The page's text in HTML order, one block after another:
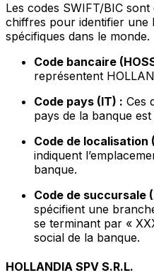
Les codes SWIFT/BIC
chiffres pour identifier une
spécifiques dans le monde.
Code bancaire
représentent
Code pays (IT) : Ces
pays de la banque est
Code de localisation
indiquent
banque.
Code de succursale
spécifient une
se terminant par «
social de la banque.
HOLLANDIA SPV S.R.L.